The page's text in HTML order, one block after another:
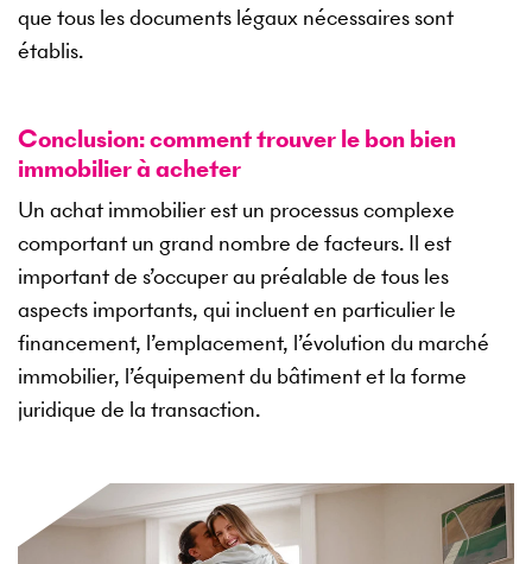
que tous les documents légaux nécessaires sont
établis.
Conclusion: comment trouver le bon bien
immobilier à acheter
Un achat immobilier est un processus complexe
comportant un grand nombre de facteurs. Il est
important de s’occuper au préalable de tous les
aspects importants, qui incluent en particulier le
financement, l’emplacement, l’évolution du marché
immobilier, l’équipement du bâtiment et la forme
juridique de la transaction.